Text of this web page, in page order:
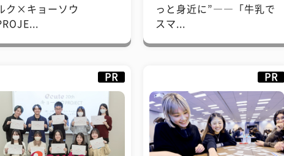
ク×キョーソウ
っと身近に”――「牛乳で
スマ...
PR PR